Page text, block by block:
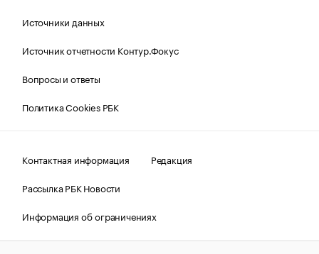
Источники данных
Источник отчетности Контур.Фокус
Вопросы и ответы
Политика Cookies РБК
Контактная информация
Редакция
Рассылка РБК Новости
Информация об ограничениях
Правовая информация
О соблюдении авторских прав